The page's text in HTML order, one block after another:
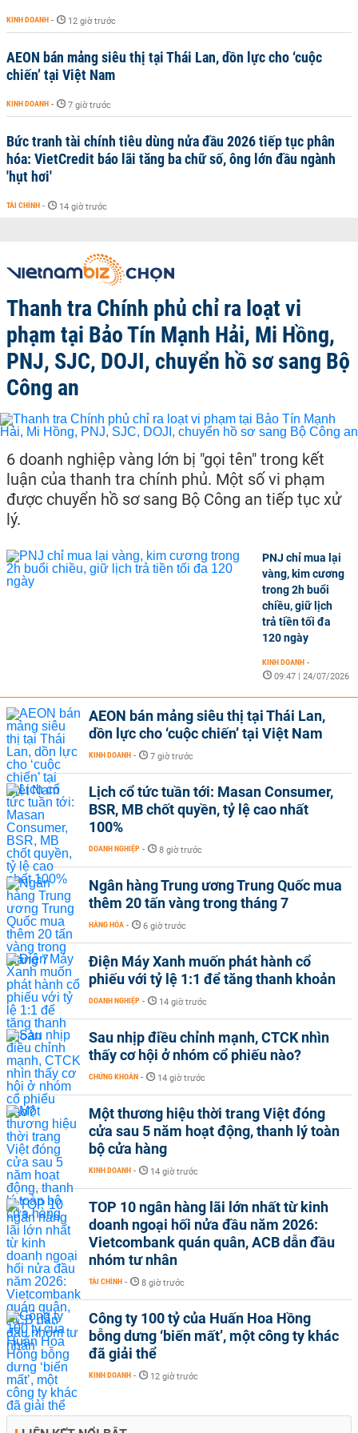
KINH DOANH - 12 giờ trước
AEON bán mảng siêu thị tại Thái Lan, dồn lực cho ‘cuộc
chiến’ tại Việt Nam
KINH DOANH - 7 giờ trước
Bức tranh tài chính tiêu dùng nửa đầu 2026 tiếp tục phân
hóa: VietCredit báo lãi tăng ba chữ số, ông lớn đầu ngành
'hụt hơi'
TÀI CHÍNH - 14 giờ trước
Thanh tra Chính phủ chỉ ra loạt vi
phạm tại Bảo Tín Mạnh Hải, Mi Hồng,
PNJ, SJC, DOJI, chuyển hồ sơ sang Bộ
Công an
6 doanh nghiệp vàng lớn bị "gọi tên" trong kết
luận của thanh tra chính phủ. Một số vi phạm
được chuyển hồ sơ sang Bộ Công an tiếp tục xử
lý.
PNJ chỉ mua lại
vàng, kim cương
trong 2h buổi
chiều, giữ lịch
trả tiền tối đa
120 ngày
KINH DOANH -
09:47 | 24/07/2026
AEON bán mảng siêu thị tại Thái Lan,
dồn lực cho ‘cuộc chiến’ tại Việt Nam
KINH DOANH - 7 giờ trước
Lịch cổ tức tuần tới: Masan Consumer,
BSR, MB chốt quyền, tỷ lệ cao nhất
100%
DOANH NGHIỆP - 8 giờ trước
Ngân hàng Trung ương Trung Quốc mua
thêm 20 tấn vàng trong tháng 7
HÀNG HÓA - 6 giờ trước
Điện Máy Xanh muốn phát hành cổ
phiếu với tỷ lệ 1:1 để tăng thanh khoản
DOANH NGHIỆP - 14 giờ trước
Sau nhịp điều chỉnh mạnh, CTCK nhìn
thấy cơ hội ở nhóm cổ phiếu nào?
CHỨNG KHOÁN - 14 giờ trước
Một thương hiệu thời trang Việt đóng
cửa sau 5 năm hoạt động, thanh lý toàn
bộ cửa hàng
KINH DOANH - 14 giờ trước
TOP 10 ngân hàng lãi lớn nhất từ kinh
doanh ngoại hối nửa đầu năm 2026:
Vietcombank quán quân, ACB dẫn đầu
nhóm tư nhân
TÀI CHÍNH - 8 giờ trước
Công ty 100 tỷ của Huấn Hoa Hồng
bỗng dưng ‘biến mất’, một công ty khác
đã giải thể
KINH DOANH - 12 giờ trước